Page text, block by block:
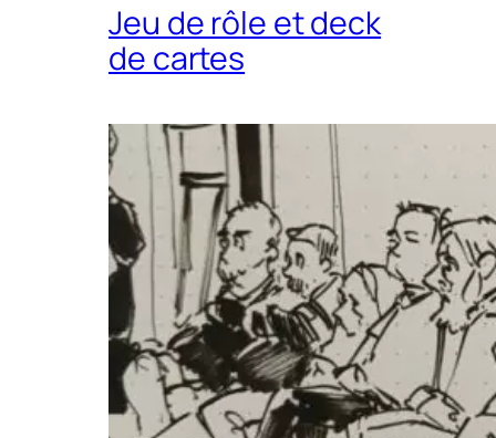
Jeu de rôle et deck
de cartes